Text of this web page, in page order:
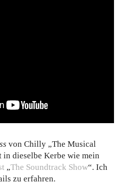
von Chilly „The Musical
in dieselbe Kerbe wie mein
„The Soundtrack Show“. Ich
zu erfahren.